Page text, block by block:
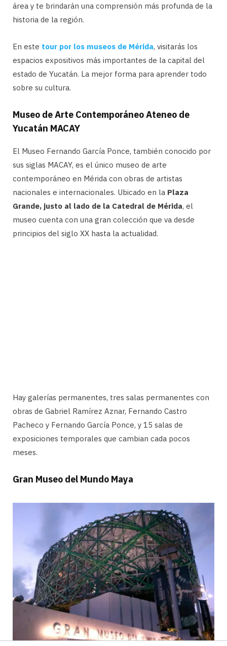
área y te brindarán una comprensión más profunda de la
historia de la región.
En este tour por los museos de Mérida, visitarás los
espacios expositivos más importantes de la capital del
estado de Yucatán. La mejor forma para aprender todo
sobre su cultura.
Museo de Arte Contemporáneo Ateneo de
Yucatán MACAY
El Museo Fernando García Ponce, también conocido por
sus siglas MACAY, es el único museo de arte
contemporáneo en Mérida con obras de artistas
nacionales e internacionales. Ubicado en la Plaza
Grande, justo al lado de la Catedral de Mérida, el
museo cuenta con una gran colección que va desde
principios del siglo XX hasta la actualidad.
Hay galerías permanentes, tres salas permanentes con
obras de Gabriel Ramírez Aznar, Fernando Castro
Pacheco y Fernando García Ponce, y 15 salas de
exposiciones temporales que cambian cada pocos
meses.
Gran Museo del Mundo Maya